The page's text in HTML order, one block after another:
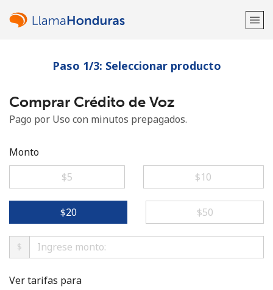
¡Bienvenido!
¿Ya tienes una cuenta?Inicia sesión →
Paso 1/3: Seleccionar producto
Comprar Crédito de Voz
Pago por Uso con minutos prepagados.
Monto
⁦$5⁩
⁦$10⁩
⁦$20⁩ ⁦$50⁩
$
Ver tarifas para